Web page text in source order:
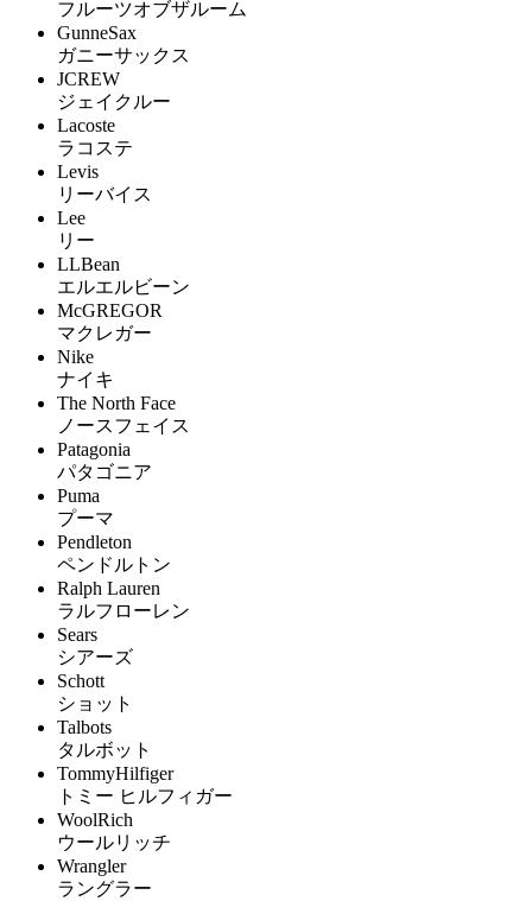
フルーツオブザルーム
GunneSax
ガニーサックス
JCREW
ジェイクルー
Lacoste
ラコステ
Levis
リーバイス
Lee
リー
LLBean
エルエルビーン
McGREGOR
マクレガー
Nike
ナイキ
The North Face
ノースフェイス
Patagonia
パタゴニア
Puma
プーマ
Pendleton
ペンドルトン
Ralph Lauren
ラルフローレン
Sears
シアーズ
Schott
ショット
Talbots
タルボット
TommyHilfiger
トミー ヒルフィガー
WoolRich
ウールリッチ
Wrangler
ラングラー